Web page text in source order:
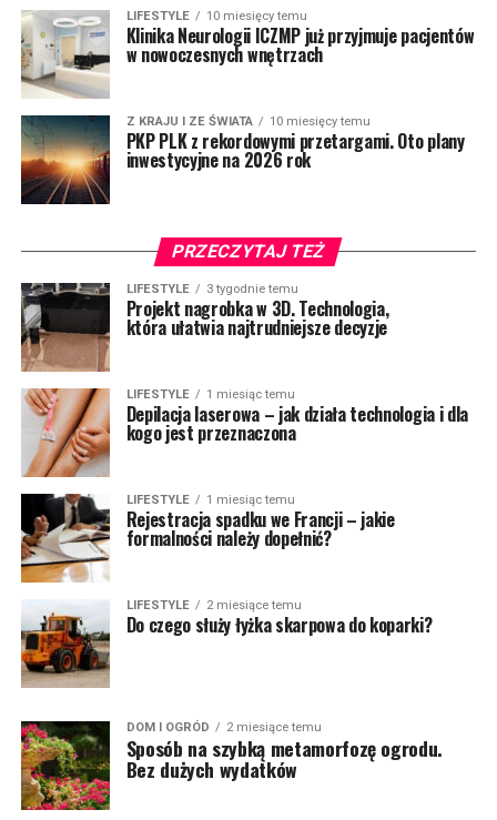
LIFESTYLE 10 miesięcy temu
Klinika Neurologii ICZMP już przyjmuje pacjentów
w nowoczesnych wnętrzach
Z KRAJU I ZE ŚWIATA 10 miesięcy temu
PKP PLK z rekordowymi przetargami. Oto plany
inwestycyjne na 2026 rok
PRZECZYTAJ TEŻ
LIFESTYLE 3 tygodnie temu
Projekt nagrobka w 3D. Technologia,
która ułatwia najtrudniejsze decyzje
LIFESTYLE 1 miesiąc temu
Depilacja laserowa – jak działa technologia i dla
kogo jest przeznaczona
LIFESTYLE 1 miesiąc temu
Rejestracja spadku we Francji – jakie
formalności należy dopełnić?
LIFESTYLE 2 miesiące temu
Do czego służy łyżka skarpowa do koparki?
DOM I OGRÓD 2 miesiące temu
Sposób na szybką metamorfozę ogrodu.
Bez dużych wydatków